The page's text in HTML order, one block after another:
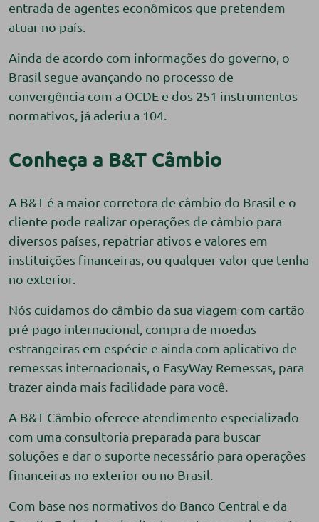
entrada de agentes econômicos que pretendem
atuar no país.
Ainda de acordo com informações do governo, o
Brasil segue avançando no processo de
convergência com a OCDE e dos 251 instrumentos
normativos, já aderiu a 104.
Conheça a B&T Câmbio
A B&T é a maior corretora de câmbio do Brasil e o
cliente pode realizar operações de câmbio para
diversos países, repatriar ativos e valores em
instituições financeiras, ou qualquer valor que tenha
no exterior.
Nós cuidamos do câmbio da sua viagem com cartão
pré-pago internacional, compra de moedas
estrangeiras em espécie e ainda com aplicativo de
remessas internacionais, o EasyWay Remessas, para
trazer ainda mais facilidade para você.
A B&T Câmbio oferece atendimento especializado
com uma consultoria preparada para buscar
soluções e dar o suporte necessário para operações
financeiras no exterior ou no Brasil.
Com base nos normativos do Banco Central e da